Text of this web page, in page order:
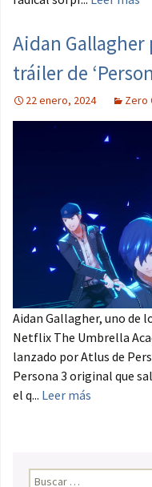
Aidan
tráiler de
22 enero, 2024 Zero
Aidan Gallagher, uno de
Netflix The Umbrella
lanzado por Atlus de
Persona 3 original que
el q... Leer más
Buscar: